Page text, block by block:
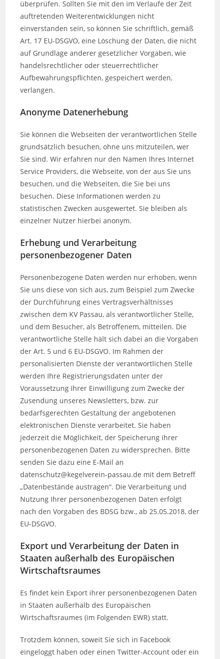
überprüfen. Sollten Sie mit den im Verlaufe der Zeit
auftretenden Weiterentwicklungen nicht
einverstanden sein, so können Sie schriftlich, gemäß
Art. 17 EU-DSGVO, eine Löschung der Daten, die nicht
auf Grundlage anderer gesetzlicher Vorgaben, wie
handelsrechtlicher oder steuerrechtlicher
Aufbewahrungspflichten, gespeichert werden,
verlangen.
Anonyme Datenerhebung
Sie können die Webseiten der verantwortlichen Stelle
grundsätzlich besuchen, ohne uns mitzuteilen, wer
Sie sind. Wir erfahren nur den Namen Ihres Internet
Service Providers, die Webseite, von der aus Sie uns
besuchen, und die Webseiten, die Sie bei uns
besuchen. Diese Informationen werden zu
statistischen Zwecken ausgewertet. Sie bleiben als
einzelner Nutzer hierbei anonym.
Erhebung und Verarbeitung
personenbezogener Daten
Personenbezogene Daten werden nur erhoben, wenn
Sie uns diese von sich aus, zum Beispiel zum Zwecke
der Durchführung eines Vertragsverhältnisses
zwischen dem KV Passau, als verantwortlicher Stelle,
und dem Besucher, als Betroffenem, mitteilen. Die
verantwortliche Stelle hält sich dabei an die Vorgaben
der Art. 5 und 6 EU-DSGVO. Im Rahmen der
personalisierten Dienste der verantwortlichen Stelle
werden Ihre Registrierungsdaten unter der
Voraussetzung Ihrer Einwilligung zum Zwecke der
Zusendung unseres Newsletters, bzw. zur
bedarfsgerechten Gestaltung der angebotenen
elektronischen Dienste verarbeitet. Sie haben
jederzeit die Möglichkeit, der Speicherung ihrer
personenbezogenen Daten zu widersprechen. Bitte
senden Sie dazu eine E-Mail an
datenschutz@kegelverein-passau.de mit dem Betreff
„Datenbestände austragen“. Die Verarbeitung und
Nutzung Ihrer personenbezogenen Daten erfolgt
nach den Vorgaben des BDSG bzw., ab 25.05.2018, der
EU-DSGVO.
Export und Verarbeitung der Daten in
Staaten außerhalb des Europäischen
Wirtschaftsraumes
Es findet kein Export ihrer personenbezogenen Daten
in Staaten außerhalb des Europäischen
Wirtschaftsraumes (im Folgenden EWR) statt.
Trotzdem können, soweit Sie sich in Facebook
eingeloggt haben oder einen Twitter-Account oder ein